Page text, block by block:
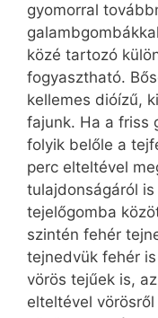
gyomorral
közé tartozó
fogyasztható.
kellemes dióízű,
fajunk. Ha a friss
folyik belőle a
perc elteltével
tulajdonságáról
tejelőgomba
szintén fehér
tejnedvük fehér
vörös tejűek is,
elteltével